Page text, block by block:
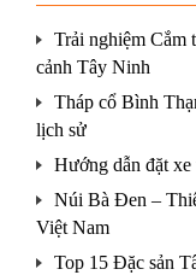
Trải nghiệm Cắm
cảnh Tây Ninh
Tháp cổ Bình
lịch sử
Hướng dẫn đặt
Núi Bà Đen –
Việt Nam
Top 15 Đặc sản